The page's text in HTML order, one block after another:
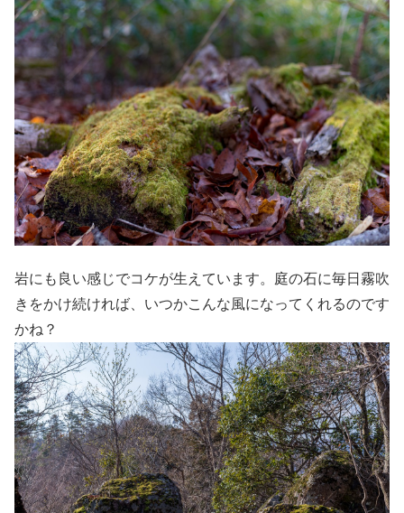
岩にも良い感じでコケが生えています。庭の石に毎日霧吹
きをかけ続ければ、いつかこんな風になってくれるのです
かね？